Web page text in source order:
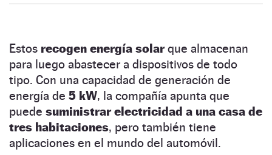
Estos recogen energía solarque almacenan
para luego abastecer a dispositivos de todo
tipo. Con una capacidad de generación de
energía de 5 kW, la compañía apunta que
puede suministrar electricidad a una casa de
tres habitaciones, pero también tiene
aplicaciones en el mundo del automóvil.